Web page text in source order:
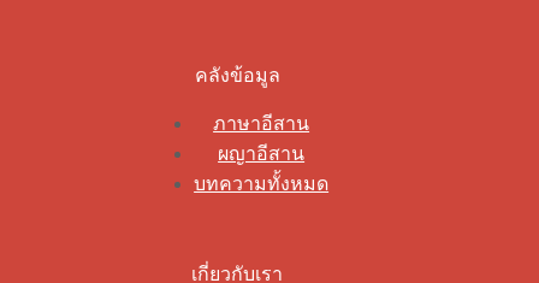
คลังข้อมูล
ภาษาอีสาน
ผญาอีสาน
บทความทั้งหมด
เกี่ยวกับเรา